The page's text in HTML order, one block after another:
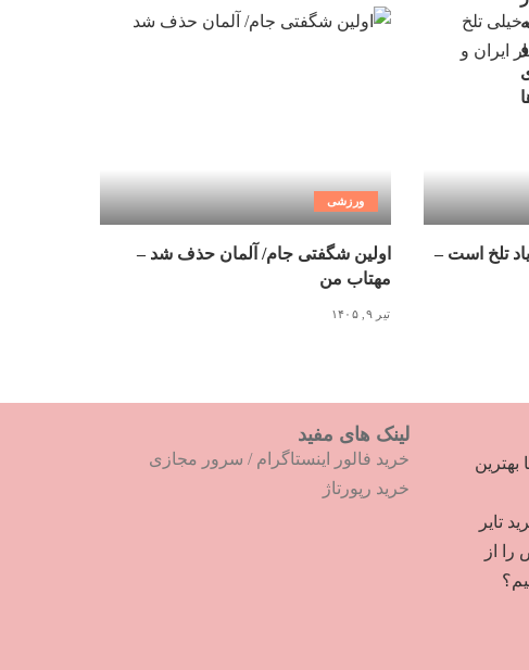
تلخ است –
ورزشی
اولین شگفتی جام/ آلمان حذف شد –
مهتاب من
تیر ۹, ۱۴۰۵
۴۰ فوت با بهترین
از
لینک های مفید
خرید فالور اینستاگرام / سرور مجازی
خرید رپورتاژ